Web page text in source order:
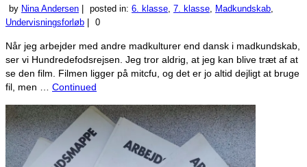
by Nina Andersen posted in: 6. klasse, 7. klasse, Madkundskab,
Undervisningsforløb
0
Når jeg arbejder med andre madkulturer end dansk i madkundskab,
ser vi Hundredefodsrejsen. Jeg tror aldrig, at jeg kan blive træt af at
se den film. Filmen ligger på mitcfu, og det er jo altid dejligt at bruge
fil, men … Continued